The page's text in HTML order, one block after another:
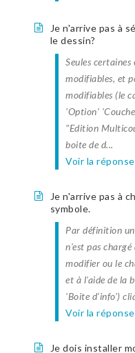
Je n'arrive pas à
le dessin?
Seules certaines
modifiables, et
modifiables (le
'Option'
"Edition
boite de d...
Voir la
Je n'arrive pas à
symbole.
Par définition
n'est pas
modifier ou le
et à l'aide de la
'Boite d'info')
Voir la
Je dois installer